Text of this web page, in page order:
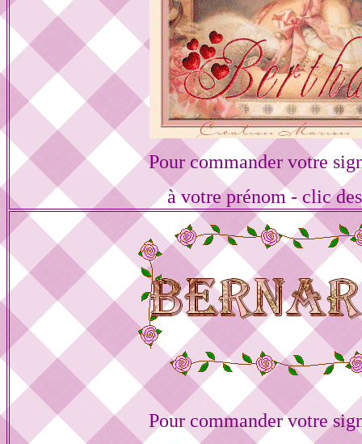
Pour commander votre
à votre prénom - clic
Pour commander votre